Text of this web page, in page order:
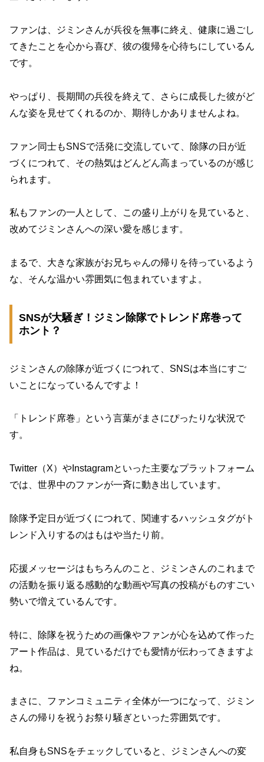
ファンは、ジミンさんが兵役を無事に終え、健康に過ごし
てきたことを心から喜び、彼の復帰を心待ちにしているん
です。
やっぱり、長期間の兵役を終えて、さらに成長した彼がど
んな姿を見せてくれるのか、期待しかありませんよね。
ファン同士もSNSで活発に交流していて、除隊の日が近
づくにつれて、その熱気はどんどん高まっているのが感じ
られます。
私もファンの一人として、この盛り上がりを見ていると、
改めてジミンさんへの深い愛を感じます。
まるで、大きな家族がお兄ちゃんの帰りを待っているよう
な、そんな温かい雰囲気に包まれていますよ。
SNSが大騒ぎ！ジミン除隊でトレンド席巻って
ホント？
ジミンさんの除隊が近づくにつれて、SNSは本当にすご
いことになっているんですよ！
「トレンド席巻」という言葉がまさにぴったりな状況で
す。
Twitter（X）やInstagramといった主要なプラットフォーム
では、世界中のファンが一斉に動き出しています。
除隊予定日が近づくにつれて、関連するハッシュタグがト
レンド入りするのはもはや当たり前。
応援メッセージはもちろんのこと、ジミンさんのこれまで
の活動を振り返る感動的な動画や写真の投稿がものすごい
勢いで増えているんです。
特に、除隊を祝うための画像やファンが心を込めて作った
アート作品は、見ているだけでも愛情が伝わってきますよ
ね。
まさに、ファンコミュニティ全体が一つになって、ジミン
さんの帰りを祝うお祭り騒ぎといった雰囲気です。
私自身もSNSをチェックしていると、ジミンさんへの変